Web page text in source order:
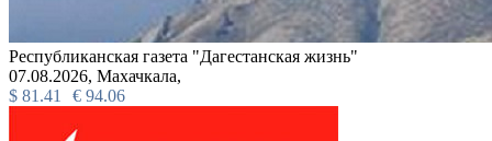
Республиканская газета "Дагестанская жизнь"
07.08.2026, Махачкала,
$ 81.41 € 94.06